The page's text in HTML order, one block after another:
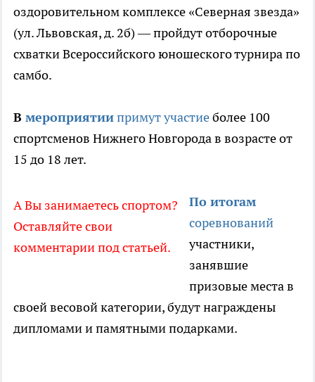
оздоровительном комплексе «Северная звезда»
(ул. Львовская, д. 2б) — пройдут отборочные
схватки Всероссийского юношеского турнира по
самбо.
В мероприятиипримут участиеболее 100
спортсменов Нижнего Новгорода в возрасте от
15 до 18 лет.
А Вы занимаетесь спортом?
Оставляйте свои
комментарии под статьей.
По итогам
соревнований
участники,
занявшие
призовые места в
своей весовой категории, будут награждены
дипломами и памятными подарками.